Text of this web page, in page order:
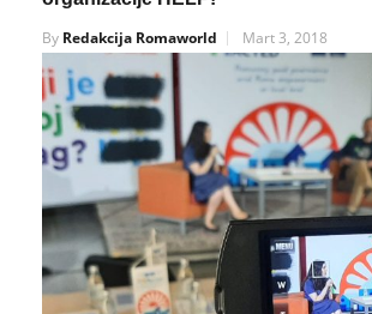
By Redakcija Romaworld Mart 3, 2018